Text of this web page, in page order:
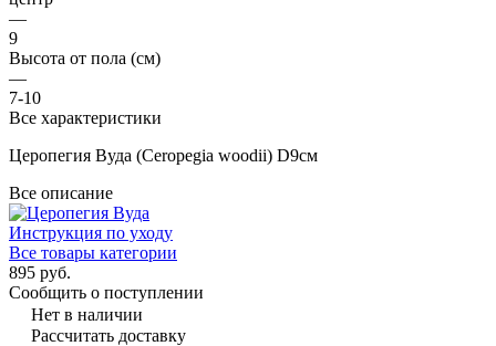
—
9
Высота от пола (см)
—
7-10
Все характеристики
Церопегия Вуда (Ceropegia woodii) D9см
Все описание
Инструкция по уходу
Все товары категории
895 руб.
Сообщить о поступлении
Нет в наличии
Рассчитать доставку